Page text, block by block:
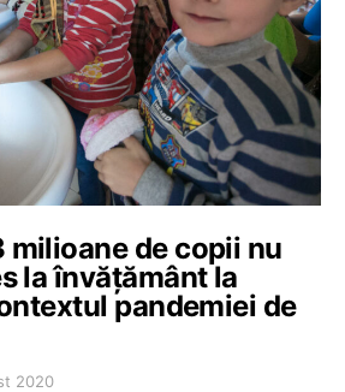
milioane de copii nu
la învăţământ la
pandemiei de
2020